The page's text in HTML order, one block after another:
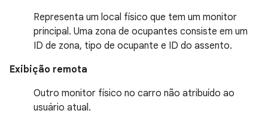
Representa um local físico que tem um monitor
principal. Uma zona de ocupantes consiste em um
ID de zona, tipo de ocupante e ID do assento.
Exibição remota
Outro monitor físico no carro não atribuído ao
usuário atual.